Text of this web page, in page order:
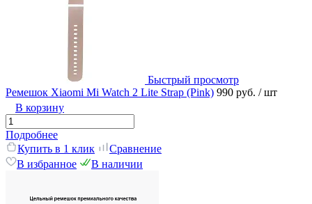
Быстрый просмотр
Ремешок Xiaomi Mi Watch 2 Lite Strap (Pink) 990 руб. / шт
В корзину
Подробнее
Купить в 1 клик
Сравнение
В избранное
В наличии